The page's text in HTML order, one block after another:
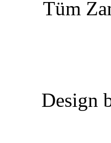
Tüm
Design